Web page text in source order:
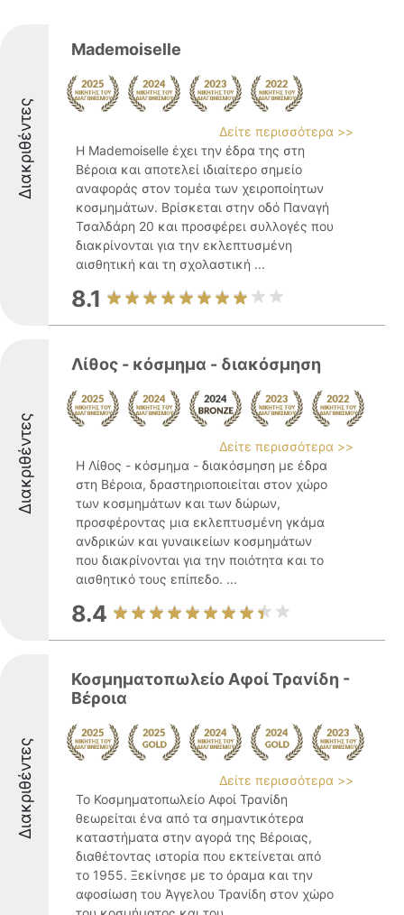
Διακριθέντες
Mademoiselle
Δείτε περισσότερα >>
Η Mademoiselle έχει την έδρα της στη
Βέροια και αποτελεί ιδιαίτερο σημείο
αναφοράς στον τομέα των χειροποίητων
κοσμημάτων. Βρίσκεται στην οδό Παναγή
Τσαλδάρη 20 και προσφέρει συλλογές που
διακρίνονται για την εκλεπτυσμένη
αισθητική και τη σχολαστική ...
8.1
Διακριθέντες
Λίθος - κόσμημα - διακόσμηση
Δείτε περισσότερα >>
Η Λίθος - κόσμημα - διακόσμηση με έδρα
στη Βέροια, δραστηριοποιείται στον χώρο
των κοσμημάτων και των δώρων,
προσφέροντας μια εκλεπτυσμένη γκάμα
ανδρικών και γυναικείων κοσμημάτων
που διακρίνονται για την ποιότητα και το
αισθητικό τους επίπεδο. ...
8.4
Διακριθέντες
Κοσμηματοπωλείο Αφοί Τρανίδη -
Βέροια
Δείτε περισσότερα >>
Το Κοσμηματοπωλείο Αφοί Τρανίδη
θεωρείται ένα από τα σημαντικότερα
καταστήματα στην αγορά της Βέροιας,
διαθέτοντας ιστορία που εκτείνεται από
το 1955. Ξεκίνησε με το όραμα και την
αφοσίωση του Άγγελου Τρανίδη στον χώρο